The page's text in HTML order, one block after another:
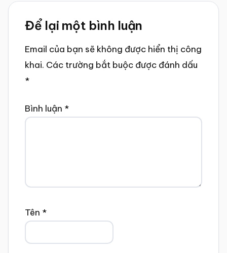
Reader
Interactions
Để lại một bình luận
Email của bạn sẽ không được hiển thị công
khai. Các trường bắt buộc được đánh dấu
*
Bình luận *
Tên *